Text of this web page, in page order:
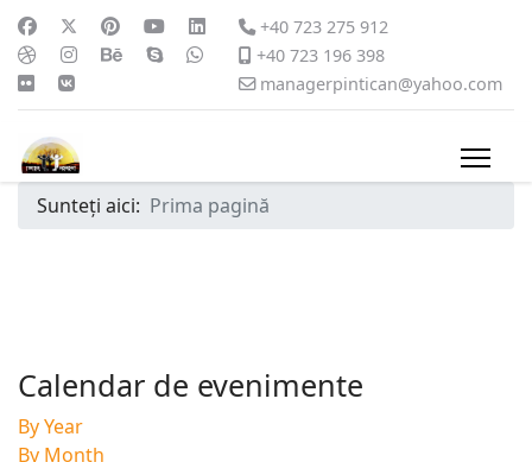
+40 723 275 912
+40 723 196 398
managerpintican@yahoo.com
Sunteți aici: Prima pagină
Calendar de evenimente
By Year
By Month